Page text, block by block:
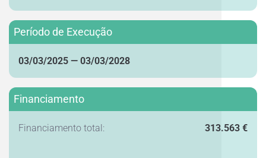
Período de Execução
03/03/2025 — 03/03/2028
Financiamento
Financiamento total: 313.563 €